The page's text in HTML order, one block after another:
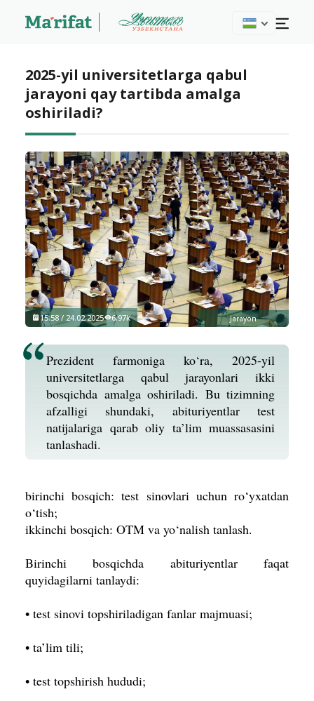
2025-yil universitetlarga qabul
jarayoni qay tartibda amalga
oshiriladi?
Jarayon
15:58 / 24.02.2025 6.97k
Prezident farmoniga ko‘ra, 2025-yil
universitetlarga qabul jarayonlari ikki
bosqichda amalga oshiriladi. Bu tizimning
afzalligi shundaki, abituriyentlar test
natijalariga qarab oliy ta’lim muassasasini
tanlashadi.
birinchi bosqich: test sinovlari uchun ro‘yxatdan
o‘tish;
ikkinchi bosqich: OTM va yo‘nalish tanlash.
Birinchi bosqichda abituriyentlar faqat
quyidagilarni tanlaydi:
• test sinovi topshiriladigan fanlar majmuasi;
• ta’lim tili;
• test topshirish hududi;